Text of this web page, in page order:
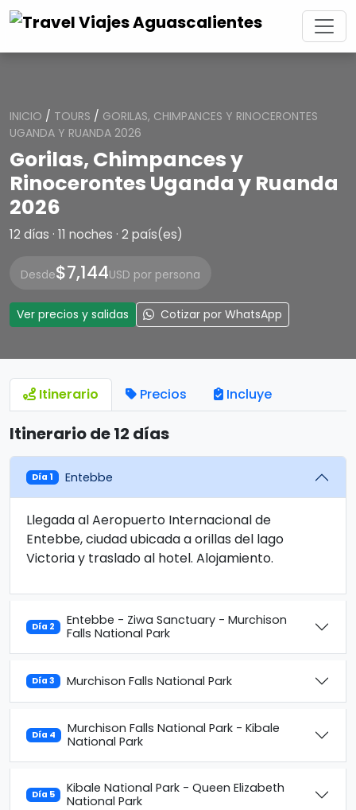
INICIO / TOURS / GORILAS, CHIMPANCES Y RINOCERONTES
UGANDA Y RUANDA 2026
Gorilas, Chimpances y
Rinocerontes Uganda y Ruanda
2026
12 días · 11 noches · 2 país(es)
Desde$7,144USD por persona
Ver precios y salidas Cotizar por WhatsApp
Itinerario Precios Incluye
Itinerario de 12 días
Día 1 Entebbe
Llegada al Aeropuerto Internacional de
Entebbe, ciudad ubicada a orillas del lago
Victoria y traslado al hotel. Alojamiento.
Día 2
Entebbe - Ziwa Sanctuary - Murchison
Falls National Park
Día 3 Murchison Falls National Park
Día 4
Murchison Falls National Park - Kibale
National Park
Día 5
Kibale National Park - Queen Elizabeth
National Park